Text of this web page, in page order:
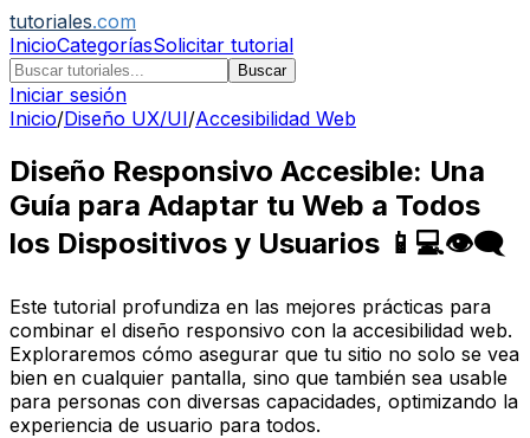
tutoriales.com
InicioCategoríasSolicitar tutorial
Buscar
Iniciar sesión
Inicio/Diseño UX/UI/Accesibilidad Web
Diseño Responsivo Accesible: Una
Guía para Adaptar tu Web a Todos
los Dispositivos y Usuarios 📱💻👁️‍🗨️
Este tutorial profundiza en las mejores prácticas para
combinar el diseño responsivo con la accesibilidad web.
Exploraremos cómo asegurar que tu sitio no solo se vea
bien en cualquier pantalla, sino que también sea usable
para personas con diversas capacidades, optimizando la
experiencia de usuario para todos.